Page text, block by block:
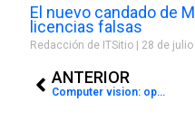
El nuevo candado de
licencias falsas
Redacción de ITSitio 28 de
ANTERIOR
Computer vision: oportunidades con buena imagen